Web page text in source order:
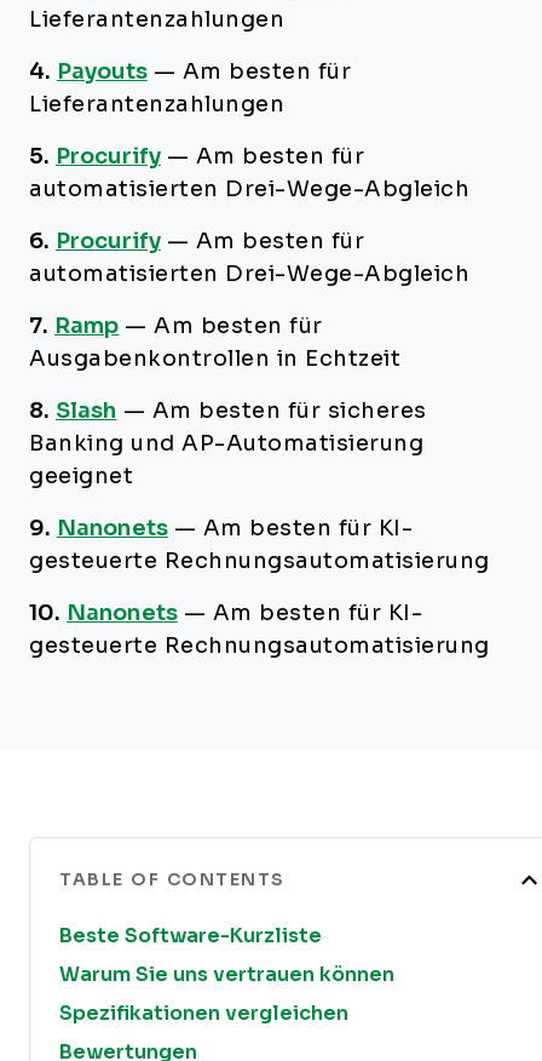
Lieferantenzahlungen
4. Payouts — Am besten für
Lieferantenzahlungen
5. Procurify — Am besten für
automatisierten Drei-Wege-Abgleich
6. Procurify — Am besten für
automatisierten Drei-Wege-Abgleich
7. Ramp —Am besten für
Ausgabenkontrollen in Echtzeit
8. Slash — Am besten für sicheres
Banking und AP-Automatisierung
geeignet
9. Nanonets — Am besten für KI-
gesteuerte Rechnungsautomatisierung
10. Nanonets — Am besten für KI-
gesteuerte Rechnungsautomatisierung
TABLE OF CONTENTS
Beste Software-Kurzliste
Warum Sie uns vertrauen können
Spezifikationen vergleichen
Bewertungen